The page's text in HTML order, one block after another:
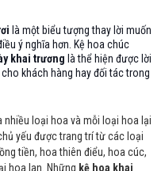
là một biểu tượng thay lời muốn
ý nghĩa hơn. Kệ hoa chúc
khai trương là thể hiện được lời
khách hàng hay đối tác trong
nhiều loại hoa và mỗi loại hoa lại
yếu được trang trí từ các loại
tiền, hoa thiên điểu, hoa cúc,
hoa lan. Những kệ hoa khai